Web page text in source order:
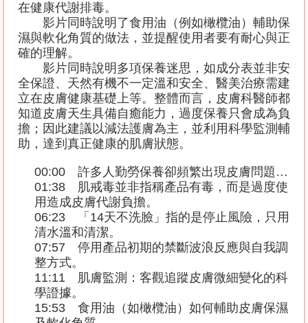
在健康代謝排毒。
影片同時說明了食用油（例如橄欖油）輔助保
濕與軟化角質的做法，並提醒使用者要有耐心與正
確的理解。
影片同時說明多項保養迷思，如成分表並非安
全保證、天然有機不一定溫和安全、醫美治療需建
立在皮膚健康基礎上等。整體而言，皮膚科醫師都
知道皮膚天生具備自癒能力，過度保養只會成為負
擔；因此建議以減法護膚為主，並利用科學監測輔
助，達到真正健康的肌膚狀態。
00:00 許多人勤勞保養卻頻繁出現皮膚問題 …
01:38
肌戒毒並非指稱產品有毒，而是過度使
用造成皮膚代謝負擔。
06:23
「 14天不洗臉」指的是停止風險，只用
清水溫和清潔。
07:57
停用產品初期的禁斷波浪反應與自我調
整方式。
11:11
肌膚監測：客觀追蹤皮膚微細變化的科
學證據。
15:53
食用油（如橄欖油）如何輔助皮膚保濕